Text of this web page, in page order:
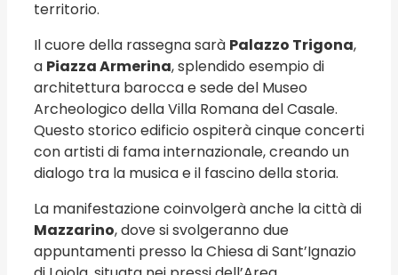
territorio.
Il cuore della rassegna sarà Palazzo Trigona,
a Piazza Armerina, splendido esempio di
architettura barocca e sede del Museo
Archeologico della Villa Romana del Casale.
Questo storico edificio ospiterà cinque concerti
con artisti di fama internazionale, creando un
dialogo tra la musica e il fascino della storia.
La manifestazione coinvolgerà anche la città di
Mazzarino, dove si svolgeranno due
appuntamenti presso la Chiesa di Sant’Ignazio